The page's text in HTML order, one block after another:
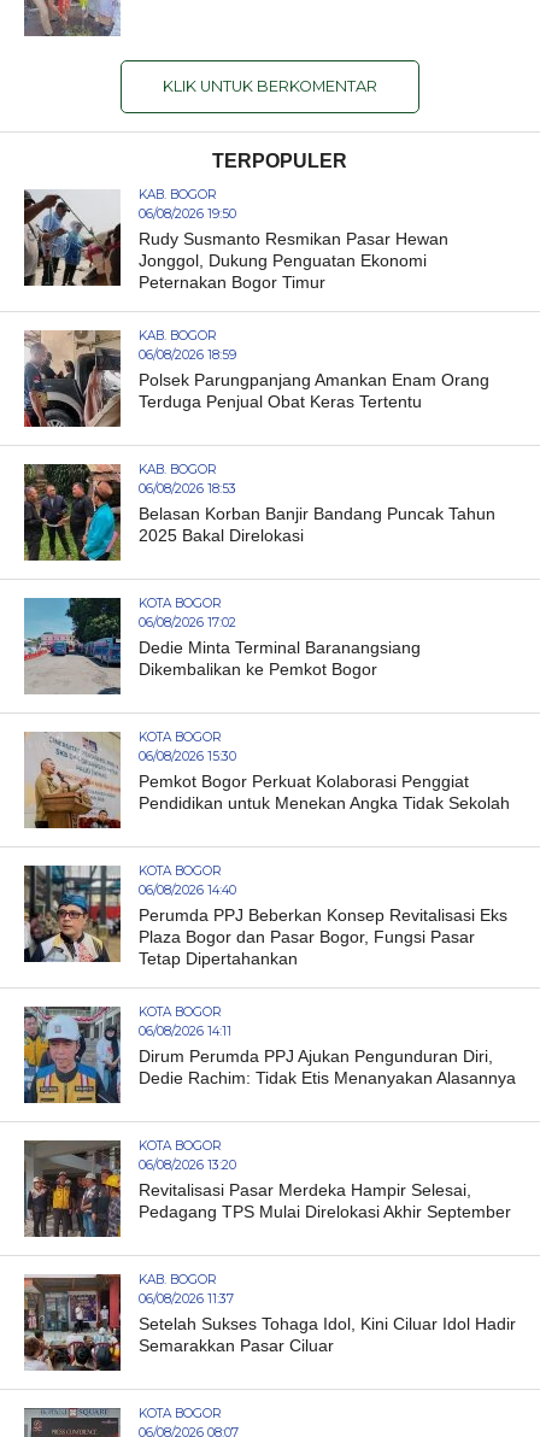
KLIK UNTUK BERKOMENTAR
TERPOPULER
KAB. BOGOR
06/08/2026 19:50
Rudy Susmanto Resmikan Pasar Hewan
Jonggol, Dukung Penguatan Ekonomi
Peternakan Bogor Timur
KAB. BOGOR
06/08/2026 18:59
Polsek Parungpanjang Amankan Enam Orang
Terduga Penjual Obat Keras Tertentu
KAB. BOGOR
06/08/2026 18:53
Belasan Korban Banjir Bandang Puncak Tahun
2025 Bakal Direlokasi
KOTA BOGOR
06/08/2026 17:02
Dedie Minta Terminal Baranangsiang
Dikembalikan ke Pemkot Bogor
KOTA BOGOR
06/08/2026 15:30
Pemkot Bogor Perkuat Kolaborasi Penggiat
Pendidikan untuk Menekan Angka Tidak Sekolah
KOTA BOGOR
06/08/2026 14:40
Perumda PPJ Beberkan Konsep Revitalisasi Eks
Plaza Bogor dan Pasar Bogor, Fungsi Pasar
Tetap Dipertahankan
KOTA BOGOR
06/08/2026 14:11
Dirum Perumda PPJ Ajukan Pengunduran Diri,
Dedie Rachim: Tidak Etis Menanyakan Alasannya
KOTA BOGOR
06/08/2026 13:20
Revitalisasi Pasar Merdeka Hampir Selesai,
Pedagang TPS Mulai Direlokasi Akhir September
KAB. BOGOR
06/08/2026 11:37
Setelah Sukses Tohaga Idol, Kini Ciluar Idol Hadir
Semarakkan Pasar Ciluar
KOTA BOGOR
06/08/2026 08:07